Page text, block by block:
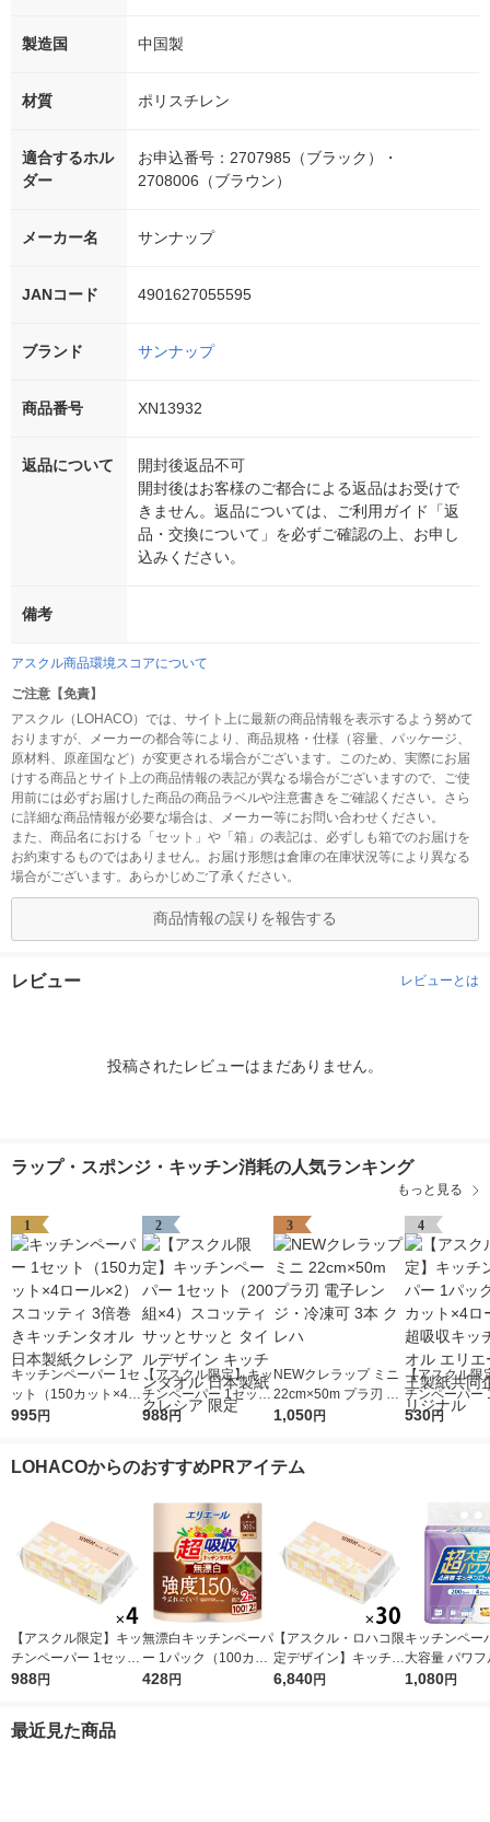
製造国 中国製
材質 ポリスチレン
適合するホル
ダー
お申込番号：2707985（ブラック）・
2708006（ブラウン）
メーカー名 サンナップ
JANコード 4901627055595
ブランド サンナップ
商品番号 XN13932
返品について
開封後返品不可
開封後はお客様のご都合による返品はお受けで
きません。返品については、ご利用ガイド「返
品・交換について」を必ずご確認の上、お申し
込みください。
備考
アスクル商品環境スコアについて
ご注意【免責】
アスクル（LOHACO）では、サイト上に最新の商品情報を表示するよう努めて
おりますが、メーカーの都合等により、商品規格・仕様（容量、パッケージ、
原材料、原産国など）が変更される場合がございます。このため、実際にお届
けする商品とサイト上の商品情報の表記が異なる場合がございますので、ご使
用前には必ずお届けした商品の商品ラベルや注意書きをご確認ください。さら
に詳細な商品情報が必要な場合は、メーカー等にお問い合わせください。
また、商品名における「セット」や「箱」の表記は、必ずしも箱でのお届けを
お約束するものではありません。お届け形態は倉庫の在庫状況等により異なる
場合がございます。あらかじめご了承ください。
商品情報の誤りを報告する
レビュー レビューとは
投稿されたレビューはまだありません。
ラップ・スポンジ・キッチン消耗の人気ランキング
もっと見る
1
キッチンペーパー 1セ
ット（150カット×4ロ
ール×2） スコッティ
995円
2
【アスクル限定】キッ
チンペーパー 1セット
（200組×4）スコッテ
タオル 日本製紙クレ
988円
3
NEWクレラップ ミニ
22cm×50m プラ刃 電
子レンジ・冷凍可 3本
1,050円
4
【アスクル限
チンペーパー
（120カット
530円
LOHACOからのおすすめPRアイテム
【アスクル限定】キッ
チンペーパー 1セット
（200組×4）スコッテ
タオル 日本製紙クレ
988円
無漂白キッチンペーパ
ー 1パック（100カッ
ト×2ロール）超吸収
428円
【アスクル・ロハコ限
定デザイン】キッチン
ペーパー スコッティ
6,840円
キッチンペー
大容量 パワ
巻 キッチン
1,080円
最近見た商品